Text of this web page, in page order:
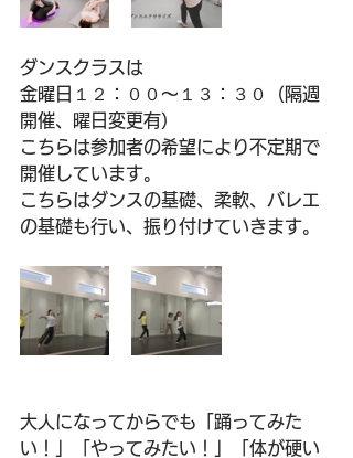
ダンスクラスは
金曜日１２：００～１３：３０（隔週
開催、曜日変更有）
こちらは参加者の希望により不定期で
開催しています。
こちらはダンスの基礎、柔軟、バレエ
の基礎も行い、振り付けていきます。
大人になってからでも「踊ってみた
い！」「やってみたい！」「体が硬い